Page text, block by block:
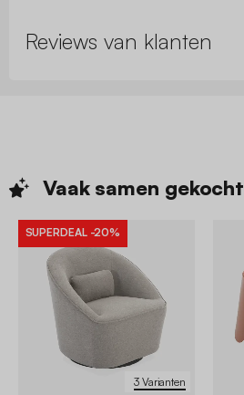
Reviews van klanten
Vaak samen gekocht
3 Varianten
SUPERDEAL -20%